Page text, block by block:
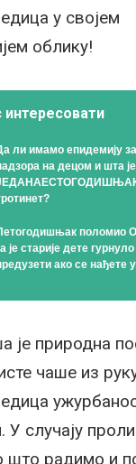
у својем
облику!
ли имамо епидемију
на децом и шта
поломио
је старије дете
ако се нађете
је природна
чаше из
случају
што радимо и